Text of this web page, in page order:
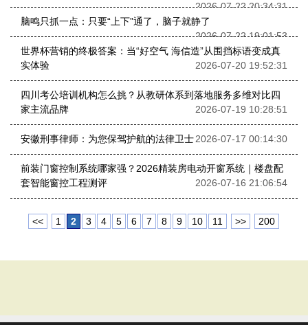
2026-07-22 20:34:31
脑鸣只抓一点：只要“上下”通了，脑子就静了
2026-07-22 19:01:53
世界杯营销的终极答案：当“好空气 海信造”从围挡标语变成真
实体验
2026-07-20 19:52:31
四川考公培训机构怎么挑？从教研体系到落地服务多维对比四
家主流品牌
2026-07-19 10:28:51
安徽刑事律师：为您保驾护航的法律卫士2026-07-17 00:14:30
前装门窗控制系统哪家强？2026精装房电动开窗系统｜楼盘配
套智能窗控工程测评
2026-07-16 21:06:54
<< 1 2 3 4 5 6 7 8 9 10 11 >> 200